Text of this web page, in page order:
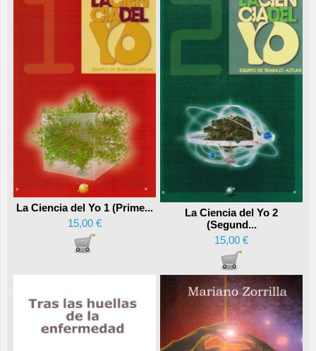
La Ciencia del Yo 1 (Prime...
15,00 €
La Ciencia del Yo 2
(Segund...
15,00 €